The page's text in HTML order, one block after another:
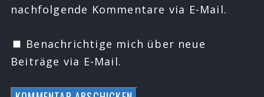
nachfolgende Kommentare via E-Mail.
Benachrichtige mich über neue
Beiträge via E-Mail.